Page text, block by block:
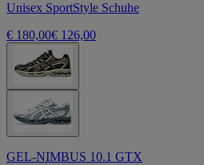
Unisex SportStyle Schuhe
€ 180,00€ 126,00
GEL-NIMBUS 10.1 GTX